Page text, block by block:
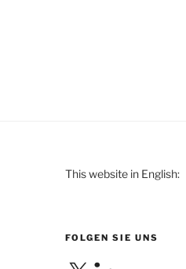
This website in English:
FOLGEN SIE UNS
X LinkedIn